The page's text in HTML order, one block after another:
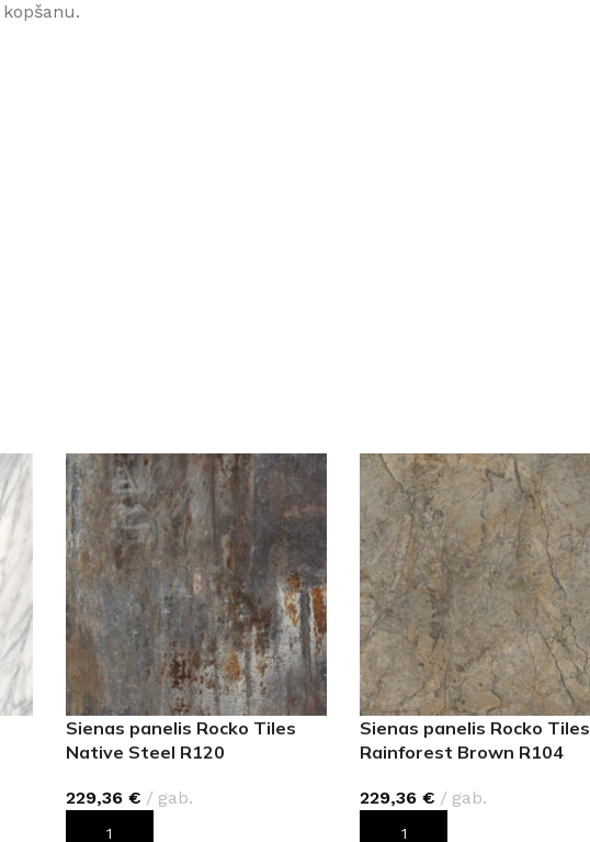
Sienas panelis Rocko Tiles
Native Steel R120
229,36 € gab.
PIEVIENOT GROZAM
Sienas panelis Rocko Tiles
Rainforest Brown R104
229,36€ gab.
PIEVIENOT GROZAM